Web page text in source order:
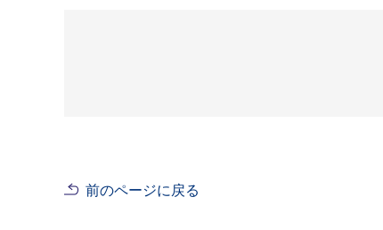
前のページに戻る